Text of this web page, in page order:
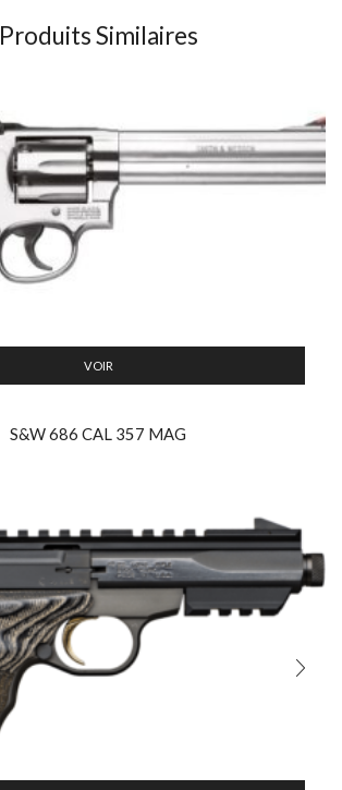
Produits Similaires
VOIR
S&W 686 CAL 357 MAG